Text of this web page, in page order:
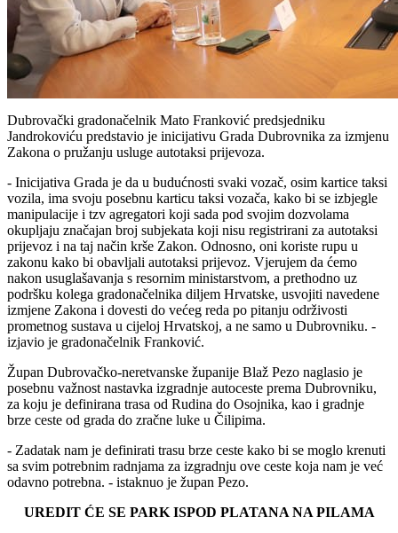
Dubrovački gradonačelnik Mato Franković predsjedniku
Jandrokoviću predstavio je inicijativu Grada Dubrovnika za izmjenu
Zakona o pružanju usluge autotaksi prijevoza.
- Inicijativa Grada je da u budućnosti svaki vozač, osim kartice taksi
vozila, ima svoju posebnu karticu taksi vozača, kako bi se izbjegle
manipulacije i tzv agregatori koji sada pod svojim dozvolama
okupljaju značajan broj subjekata koji nisu registrirani za autotaksi
prijevoz i na taj način krše Zakon. Odnosno, oni koriste rupu u
zakonu kako bi obavljali autotaksi prijevoz. Vjerujem da ćemo
nakon usuglašavanja s resornim ministarstvom, a prethodno uz
podršku kolega gradonačelnika diljem Hrvatske, usvojiti navedene
izmjene Zakona i dovesti do većeg reda po pitanju održivosti
prometnog sustava u cijeloj Hrvatskoj, a ne samo u Dubrovniku. -
izjavio je gradonačelnik Franković.
Župan Dubrovačko-neretvanske županije Blaž Pezo naglasio je
posebnu važnost nastavka izgradnje autoceste prema Dubrovniku,
za koju je definirana trasa od Rudina do Osojnika, kao i gradnje
brze ceste od grada do zračne luke u Čilipima.
- Zadatak nam je definirati trasu brze ceste kako bi se moglo krenuti
sa svim potrebnim radnjama za izgradnju ove ceste koja nam je već
odavno potrebna. - istaknuo je župan Pezo.
UREDIT ĆE SE PARK ISPOD PLATANA NA PILAMA